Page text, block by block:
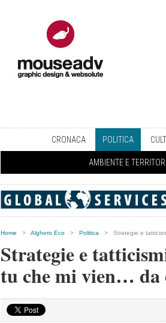
CRONACA POLITICA
AMBIENTE E
Home > Alghero Eco > Politica > Strategie e
Strategie e
tu che mi vien…